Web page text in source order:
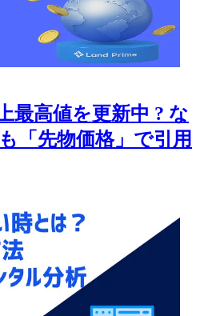
最高値を更新中 ? な
「先物価格」で引用